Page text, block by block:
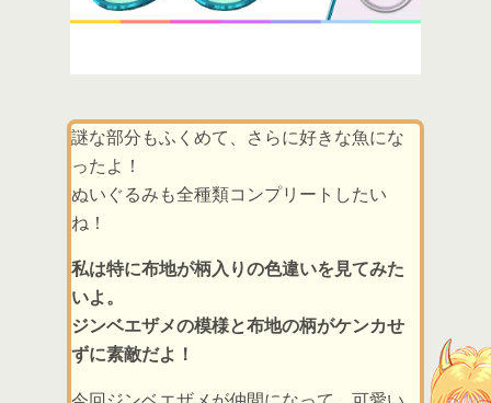
謎な部分もふくめて、さらに好きな魚にな
ったよ！
ぬいぐるみも全種類コンプリートしたい
ね！
私は特に布地が柄入りの色違いを見てみた
いよ。
ジンベエザメの模様と布地の柄がケンカせ
ずに素敵だよ！